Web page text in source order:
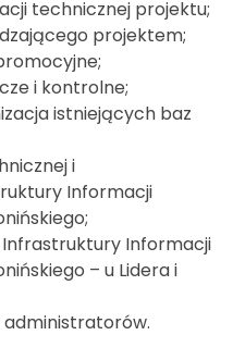
technicznej projektu;
projektem;
i kontrolne;
istniejących baz
i
Informacji
Informacji
– u Lidera i
administratorów.